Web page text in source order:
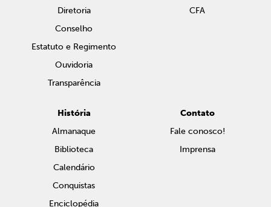
Diretoria
Conselho
Estatuto e Regimento
Ouvidoria
Transparência
CFA
História
Almanaque
Biblioteca
Calendário
Conquistas
Enciclopédia
Contato
Fale conosco!
Imprensa